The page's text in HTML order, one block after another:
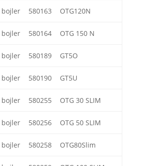
bojler 580163 OTG120N
bojler 580164 OTG 150 N
bojler 580189 GT5O
bojler 580190 GT5U
bojler 580255 OTG 30 SLIM
bojler 580256 OTG 50 SLIM
bojler 580258 OTG80Slim